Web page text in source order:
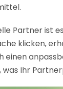
Partner ist
klicken,
einen
was Ihr